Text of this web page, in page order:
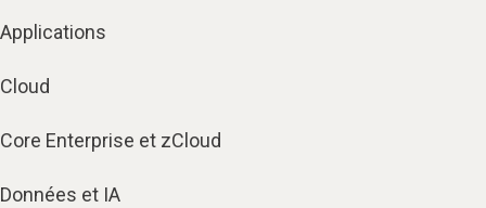
Applications
Cloud
Core Enterprise et zCloud
Données et IA